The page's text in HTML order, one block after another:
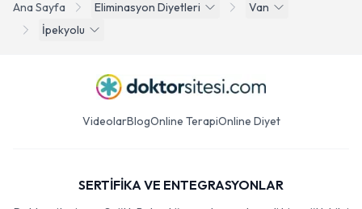
Ana Sayfa Eliminasyon Diyetleri
Van
İpekyolu
VideolarBlogOnline TerapiOnline Diyet
SERTİFİKA VE ENTEGRASYONLAR